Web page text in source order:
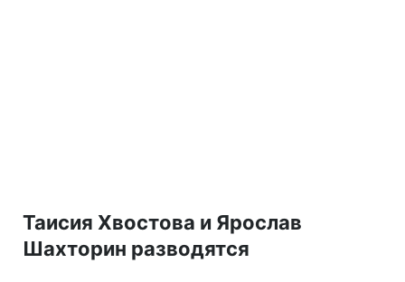
Таисия Хвостова и Ярослав
Шахторин разводятся